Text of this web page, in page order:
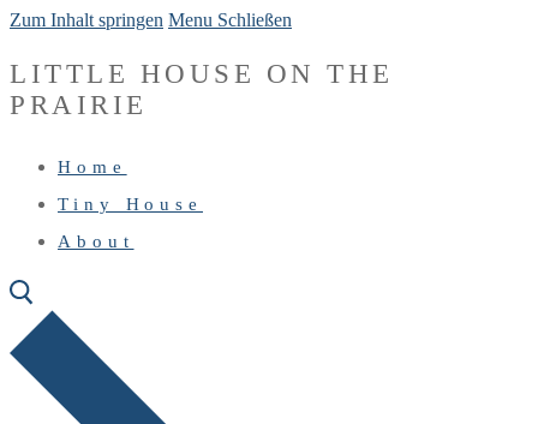
Zum Inhalt springen Menu Schließen
LITTLE HOUSE ON THE
PRAIRIE
Home
Tiny House
About